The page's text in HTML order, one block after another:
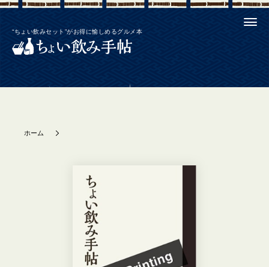
“ちょい飲みセット”がお得に愉しめるグルメ本
ホーム